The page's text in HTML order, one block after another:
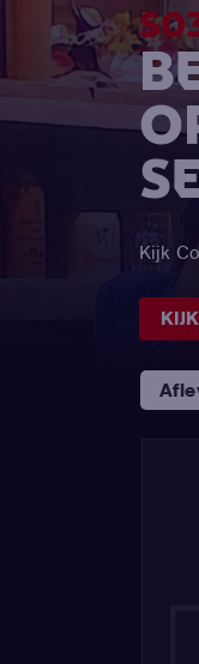
Kijk